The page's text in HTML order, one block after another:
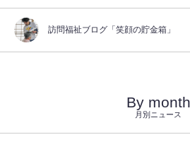
訪問福祉ブログ「笑顔の貯金箱」
By month
月別ニュース